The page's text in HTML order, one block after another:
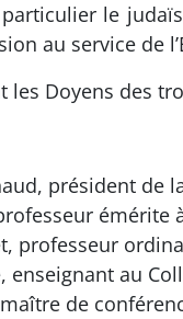
le
au service de
les Doyens des
président de
émérite
professeur
enseignant au
de